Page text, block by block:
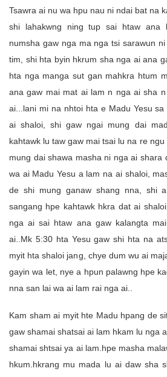
Tsawra ai nu wa hpu nau ni ndai bat na
shi lahakwng ning tup sai htaw ana
numsha gaw nga ma nga tsi sarawun
tim, shi hta byin hkrum sha nga ai ana
hta nga manga sut gan mahkra htum
ana gaw mai mat ai lam n nga ai sha
ai...lani mi na nhtoi hta e Madu Yesu
ai shaloi, shi gaw ngai mung dai
kahtawk lu taw gaw mai tsai lu na re
mung dai shawa masha ni nga ai shara
wa ai Madu Yesu a lam na ai shaloi,
de shi mung ganaw shang nna, shi
sangang hpe kahtawk hkra dat ai
nga ai sai htaw ana gaw kalangta
ai..Mk 5:30 hta Yesu gaw shi hta na
myit hta shaloi jang, chye dum wu ai
gayin wa let, nye a hpun palawng hpe
nna san lai wa ai lam rai nga ai..
Kam sham ai myit hte Madu hpang de
gaw shamai shatsai ai lam hkam lu nga
shamai shtsai ya ai lam.hpe masha
hkum.hkrang mu mada lu ai daw sha